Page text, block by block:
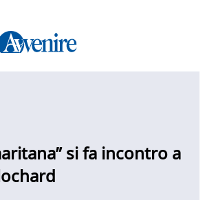
si fa incontro a